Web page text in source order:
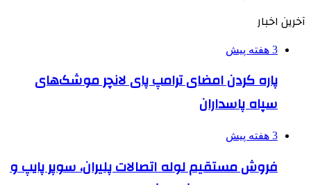
آخرین اخبار
3 هفته پیش
پاره کردن امضای ترامپ پای لانچر موشک‌های
سپاه پاسداران
3 هفته پیش
فروش مستقیم لوله اتصالات پلیران، سوپر پایپ و